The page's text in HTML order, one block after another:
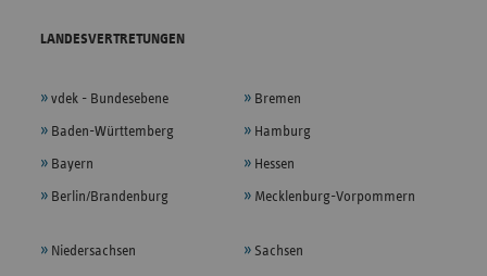
LANDESVERTRETUNGEN
vdek - Bundesebene
Baden-Württemberg
Bayern
Berlin/Brandenburg
Bremen
Hamburg
Hessen
Mecklenburg-Vorpommern
Niedersachsen Sachsen